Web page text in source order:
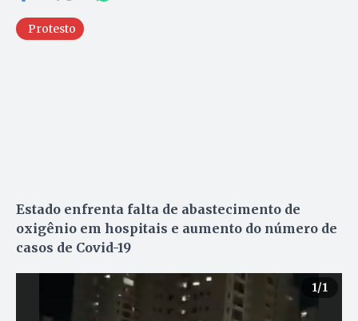
Protesto
Estado enfrenta falta de abastecimento de
oxigênio em hospitais e aumento do número de
casos de Covid-19
1/1